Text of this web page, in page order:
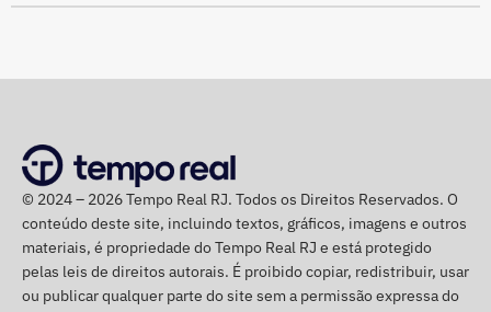
Deputado Fábio Silva em declaração de bens em 2022 — Foto:
Reprodução/Divulgacand
declaração aparecem casas, apartamentos, terrenos e
Brasília avaliada em R$ 8,37 milhões, um lote na capital
federal de R$ 4,89 milhões e um apartamento em São
Paulo declarado por R$ 4,11 milhões. Há ainda um
apartamento financiado na cidade do Rio de Janeiro,
estimado em R$ 1,61 milhão.
© 2024 – 2026 Tempo Real RJ. Todos os Direitos Reservados. O
conteúdo deste site, incluindo textos, gráficos, imagens e outros
materiais, é propriedade do Tempo Real RJ e está protegido
pelas leis de direitos autorais. É proibido copiar, redistribuir, usar
ou publicar qualquer parte do site sem a permissão expressa do